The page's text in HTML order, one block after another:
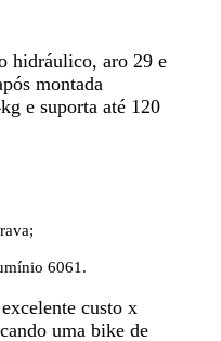
hidráulico, aro 29 e
montada
e suporta até 120
6061.
custo x
uma bike de